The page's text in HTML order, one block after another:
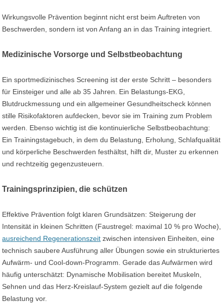
Wirkungsvolle Prävention beginnt nicht erst beim Auftreten von
Beschwerden, sondern ist von Anfang an in das Training integriert.
Medizinische Vorsorge und Selbstbeobachtung
Ein sportmedizinisches Screening ist der erste Schritt – besonders
für Einsteiger und alle ab 35 Jahren. Ein Belastungs-EKG,
Blutdruckmessung und ein allgemeiner Gesundheitscheck können
stille Risikofaktoren aufdecken, bevor sie im Training zum Problem
werden. Ebenso wichtig ist die kontinuierliche Selbstbeobachtung:
Ein Trainingstagebuch, in dem du Belastung, Erholung, Schlafqualität
und körperliche Beschwerden festhältst, hilft dir, Muster zu erkennen
und rechtzeitig gegenzusteuern.
Trainingsprinzipien, die schützen
Effektive Prävention folgt klaren Grundsätzen: Steigerung der
Intensität in kleinen Schritten (Faustregel: maximal 10 % pro Woche),
ausreichend Regenerationszeit zwischen intensiven Einheiten, eine
technisch saubere Ausführung aller Übungen sowie ein strukturiertes
Aufwärm- und Cool-down-Programm. Gerade das Aufwärmen wird
häufig unterschätzt: Dynamische Mobilisation bereitet Muskeln,
Sehnen und das Herz-Kreislauf-System gezielt auf die folgende
Belastung vor.